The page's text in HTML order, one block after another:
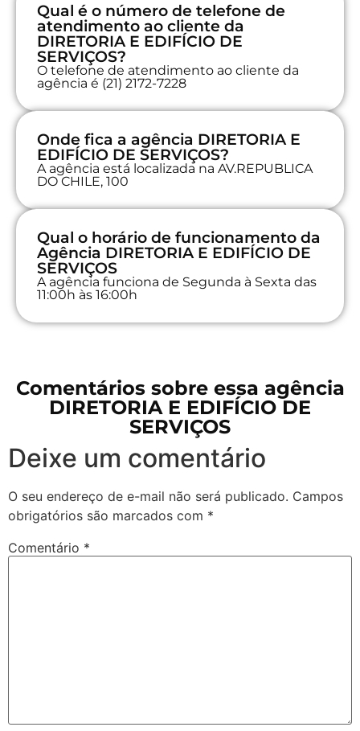
Qual é o número de telefone de
atendimento ao cliente da
DIRETORIA E EDIFÍCIO DE
SERVIÇOS?
O telefone de atendimento ao cliente da
agência é (21) 2172-7228
Onde fica a agência DIRETORIA E
EDIFÍCIO DE SERVIÇOS?
A agência está localizada na AV.REPUBLICA
DO CHILE, 100
Qual o horário de funcionamento da
Agência DIRETORIA E EDIFÍCIO DE
SERVIÇOS
A agência funciona de Segunda à Sexta das
11:00h às 16:00h
Comentários sobre essa agência
DIRETORIA E EDIFÍCIO DE
SERVIÇOS
Deixe um comentário
O seu endereço de e-mail não será publicado. Campos
obrigatórios são marcados com *
Comentário *